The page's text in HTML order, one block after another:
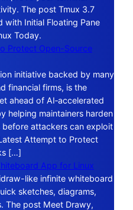
The post Tmux 3.7
with Initial Floating Pane
Today.
Protect Open-Source
initiative backed by many
financial firms, is the
ahead of AI‑accelerated
helping maintainers harden
attackers can exploit
Attempt to Protect
[…]
App for Linux
like infinite whiteboard
sketches, diagrams,
The post Meet Drawy,